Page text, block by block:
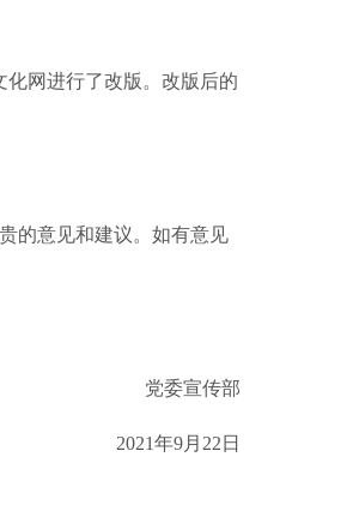
网进行了改版。改版后的
的意见和建议。如有意见
党委宣传部
2021年9月22日